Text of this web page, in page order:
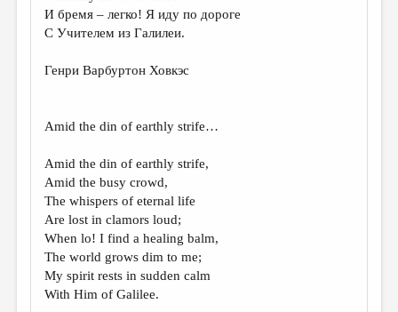
МЕДИА
И бремя – легко! Я иду по дороге
С Учителем из Галилеи.
Генри Варбуртон Ховкэс
Amid the din of earthly strife…
Amid the din of earthly strife,
Amid the busy crowd,
The whispers of eternal life
Are lost in clamors loud;
When lo! I find a healing balm,
The world grows dim to me;
My spirit rests in sudden calm
With Him of Galilee.